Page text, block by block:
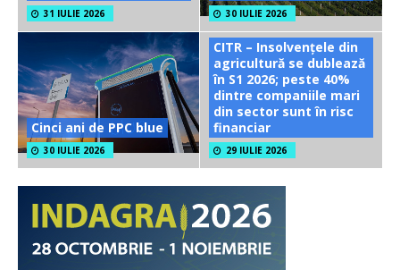
31 IULIE 2026 30 IULIE 2026
Cinci ani de PPC blue
30 IULIE 2026
CITR – Insolvențele din
agricultură se dublează
în S1 2026; peste 40%
dintre companiile mari
din sector sunt în risc
financiar
29 IULIE 2026